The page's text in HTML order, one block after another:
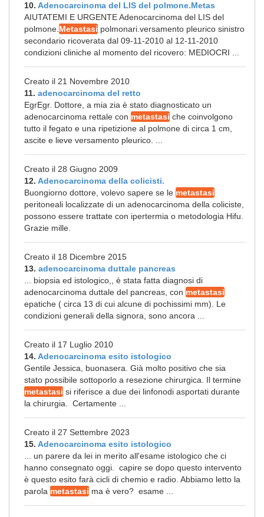
10. Adenocarcinoma del LIS del polmone.Metas
AIUTATEMI E URGENTE Adenocarcinoma del LIS del
polmone. Metastasi polmonari.versamento pleurico sinistro
secondario ricoverata dal 09-11-2010 al 12-11-2010
condizioni cliniche al momento del ricovero: MEDIOCRI ...
Creato il 21 Novembre 2010
11. adenocarcinoma del retto
EgrEgr. Dottore, a mia zia è stato diagnosticato un
adenocarcinoma rettale con metastasi che coinvolgono
tutto il fegato e una ripetizione al polmone di circa 1 cm,
ascite e lieve versamento pleurico. ...
Creato il 28 Giugno 2009
12. Adenocarcinoma della colicisti.
Buongiorno dottore, volevo sapere se le metastasi
peritoneali localizzate di un adenocarcinoma della coliciste,
possono essere trattate con ipertermia o metodologia Hifu.
Grazie mille.
Creato il 18 Dicembre 2015
13. adenocarcinoma duttale pancreas
... biopsia ed istologico,, è stata fatta diagnosi di
adenocarcinoma duttale del pancreas, con metastasi
epatiche ( circa 13 di cui alcune di pochissimi mm). Le
condizioni generali della signora, sono ancora ...
Creato il 17 Luglio 2010
14. Adenocarcinoma esito istologico
Gentile Jessica, buonasera. Già molto positivo che sia
stato possibile sottoporlo a resezione chirurgica. Il termine
metastasi si riferisce a due dei linfonodi asportati durante
la chirurgia. Certamente ...
Creato il 27 Settembre 2023
15. Adenocarcinoma esito istologico
... un parere da lei in merito all'esame istologico che ci
hanno consegnato oggi. capire se dopo questo intervento
è questo esito farà cicli di chemio e radio. Abbiamo letto la
parola metastasi ma è vero? esame ...